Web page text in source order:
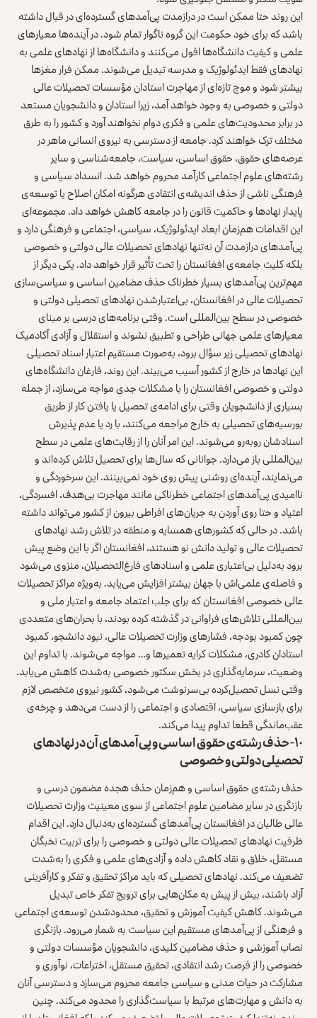
این روند حتا ممکن است در درازمدت پی‌آمدهای گسترده‌ای در قبال داشته
باشد که برای خود حکومت این گروه ناگوار تمام شود. در آینده‌ها معیارهای
علمی و کیفیت دانشگاه‌ها افول می‌کنند و دانشگاه‌ها از نهادهای علمی به
نهادهای فقط ایدئولوژیک و مدرسه تبدیل می‌شوند. ممکن فرار مغزها
بیشتر شود و موج تازه‌ای از مهاجرت استادان مؤسسات تحصیلات عالی
دولتی و خصوصی به وجود خواهد آمد، زیرا استادان و دانشجویان مستعد
در برابر محدودیت‌های علمی و فکری دوام نخواهند آورد و کشور را به طرق
مختلف ترک خواهند کرد. جامعه از دسترسی به نیروی انسانی ماهر در
عرصه‌های حقوق، حقوق اساسی، سیاست، جامعه‌شناسی و سایر
رشته‌های علوم اجتماعی کارآمد محروم خواهد شد. انسداد سیاسی و
فرهنگی ناشی از حذف اندیشه‌ی انتقادی هرگونه امکان اصلاح یا توسعه‌ی
پایدار نهادها و حاکمیت قانون را در جامعه کاهش خواهد داد. مجموعه‌ای
این اقدامات هم‌زمان ابعاد ایدئولوژیک، سیاسی، اجتماعی و فرهنگی دارد و
پی‌آمدهای درازمدت آن نه‌تنها نهادهای تحصیلات عالی دولتی و خصوصی
بلکه کلیت جامعه‌ی افغانستان را تحت تأثیر قرار خواهد داد. یکی دیگر از
مهم‌ترین پی‌آمدهای بسیار خطرناک حذف مضامین اساسی و سیاسی‌سازی
تحصیلات عالی در افغانستان، بی‌اعتبارشدن نهادهای تحصیلی دولتی و
خصوصی در سطح بین‌المللی است. وقتی برنامه‌های درسی بر مبنای
معیارهای علمی جهانی طراحی و تطبیق نشوند و استقلال و آزادی آکادمیک
نهادهای تحصیلی زیر سؤال برود، به‌صورت مستقیم اعتبار اسناد تحصیلی
این نهادها در خارج از کشور آسیب می‌بیند. این روند، فارغان دانشگاه‌های
دولتی و خصوصی افغانستان را با مشکلات جدی مواجه می‌سازد، از جمله
بسیاری از دانشجویان وقتی برای ادامه‌ی تحصیل یا یافتن کار از طریق
بورسیه‌های تحصیلی به خارج مراجعه می‌کنند، با رد یا عدم پذیرش
اسنادشان روبه‌رو می‌شوند. این امر آنان را از رقابت‌های علمی در سطح
بین‌المللی باز می‌دارد. جوانانی که سال‌ها برای تحصیل تلاش کرده‌‌اند و
می‌نمایند، آینده‌ای روشنی پیش روی خود نمی‌بینند. این سرخوردگی و
ناامیدی پی‌آمدهای اجتماعی خطرناکی مانند مهاجرت بی‌هدف، افسردگی،
اعتیاد و حتا روی ‌آوردن به جریان‌های افراطی بیرون از کشور می‌تواند داشته
باشد. در حالی‌ که کشورهای همسایه و منطقه در تلاش رشد نهادهای
تحصیلات عالی و تولید دانش نو هستند، افغانستان اگر با این وضع پیش
برود به‌دلیل بی‌اعتباری علمی و اسنادهای فارغ‌التحصیلان، منزوی می‌شود
و فاصله‌ی علمی‌اش با جهان بیشتر افزایش می‌یابد. به‌ویژه مراکز تحصیلات
عالی خصوصی افغانستان که برای جلب اعتماد جامعه و اعتبار ملی و
بین‌المللی تلاش‌های فراوانی در گذشته کرده بودند، با بحران‌های متعددی
چون کمبود بودجه، فشارهای وزارت تحصیلات عالی، نبود دانشجو، کمبود
استادان کادری، مشکلات کرایه تعمیرها و… مواجه می‌شوند. با تداوم این
وضعیت، سرمایه‌گذاری در بخش سکتور خصوصی به‌‌شدت کاهش می‌یابد.
وقتی نسل تحصیل‌کرده بی‌سرنوشت می‌شود، کشور نیروی متخصص لازم
برای بازسازی سیاسی، اقتصادی و اجتماعی را از دست می‌دهد و چرخه‌ی
عقب‌ماندگی قطعا تداوم پیدا می‌کند.
۱۰- حذف رشته‌ی حقوق اساسی و پی‌آمدهای آن در نهادهای
تحصیلی دولتی و خصوصی
حذف رشته‌ی حقوق اساسی و هم‌زمان حذف هجده مضمون درسی و
بازنگری در سایر مضامین علوم اجتماعی از سوی معینیت وزارت تحصیلات
عالی طالبان در افغانستان پی‌آمدهای گسترده‌ای به‌دنبال دارد. این اقدام
ظرفیت نهادهای تحصیلات عالی دولتی و خصوصی را برای تربیت نخبگان
مستقل، خلاق و نقاد کاهش داده و آزادی‌های علمی و فکری را به‌شدت
تضعیف می‌کند. نهادهای تحصیلی که باید مراکز تحقیق و تفکر و کارآفرینی
آزاد باشند، بیش از پیش به مکان‌هایی برای ترویج تفکر خاص تبدیل
می‌شوند. کاهش کیفیت آموزش و تحقیق، محدودشدن توسعه‌ی اجتماعی
و فرهنگی از پی‌آمدهای مستقیم این سیاست به شمار می‌رود. بازنگری
نصاب آموزشی و حذف مضامین کلیدی، دانشجویان مؤسسات دولتی و
خصوصی را از فرصت رشد انتقادی، تحقیق مستقل، اختراعات، نوآوری و
مشارکت در حیات مدنی و سیاسی جامعه محروم می‌سازد و دسترسی آنان
به دانش و مهارت‌های مرتبط با سیاست‌گذاری را محدود می‌کند. چنین